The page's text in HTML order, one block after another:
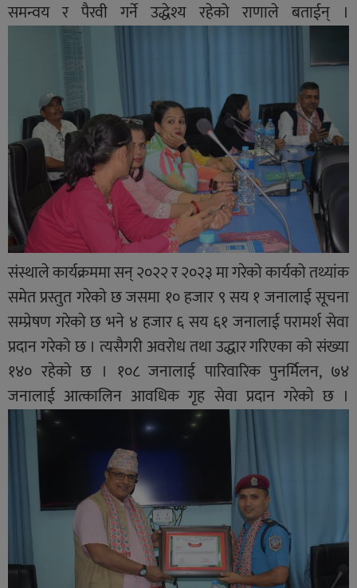
समन्वय र पैरवी गर्ने उद्धेश्य रहेको राणाले बताईन् ।
संस्थाले कार्यक्रममा सन् २०२२ र २०२३ मा गरेको कार्यको तथ्यांक
समेत प्रस्तुत गरेकाे छ जसमा १० हजार ९ सय १ जनालाई सूचना
सम्प्रेषण गरेको छ भने ४ हजार ६ सय ६१ जनालाई परामर्श सेवा
प्रदान गरेको छ । त्यसैगरी अवरोध तथा उद्धार गरिएका को संख्या
१४० रहेको छ । १०८ जनालाई पारिवारिक पुनर्मिलन, ७४
जनालाई आत्कालिन आवधिक गृह सेवा प्रदान गरेकाे छ ।